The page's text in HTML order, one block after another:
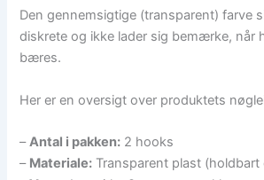
Den gennemsigtige (transparent) farve
diskrete og ikke lader sig bemærke, når
bæres.
Her er en oversigt over produktets
–Antal i pakken: 2 hooks
– Materiale: Transparent plast (holdbart